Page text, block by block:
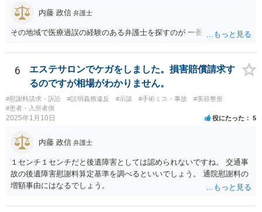
内藤 政信 弁護士
その地域で医療過誤の経験のある弁護士を探すのが 一番近道だね。
6
エステサロンでケガをしました。損害賠償請求す
るのですが相場がわかりません。
#慰謝料請求・訴訟 #説明義務違反 #示談 #手術ミス・事故
#美容整形
#患者・入所者側
2025年1月10日 役にたった 5
内藤 政信 弁護士
１センチ１センチだと後遺障害としては認められないですね。 交通事
故の後遺障害慰謝料算定基準を調べるといいでしょう。 通院慰謝料の
増額事由にはなるでしょう。